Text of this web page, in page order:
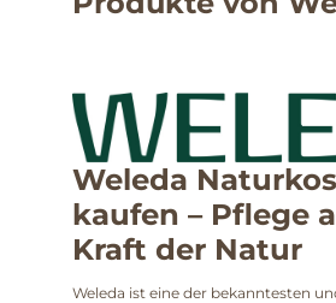
Weleda
kaufen – Pflege
Kraft der Natur
Weleda ist eine der bekanntesten